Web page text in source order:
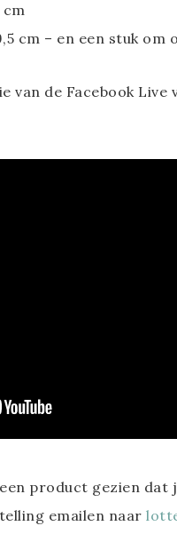
cm
cm – en een stuk om
de Facebook Live
product gezien
emailen naar